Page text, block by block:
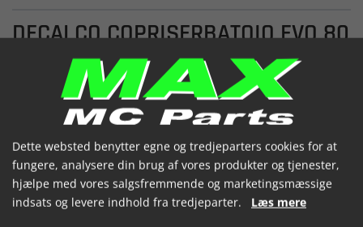
DECALCO COPRISERBATOIO EVO 80
MY'09
(1334069 400)

Dette websted benytter egne og tredjeparters cookies for at
fungere, analysere din brug af vores produkter og tjenester,
hjælpe med vores salgsfremmende og marketingsmæssige
indsats og levere indhold fra tredjeparter. Læs mere